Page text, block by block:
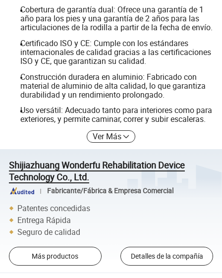
Cobertura de garantía dual: Ofrece una garantía de 1
año para los pies y una garantía de 2 años para las
articulaciones de la rodilla a partir de la fecha de envío.
Certificado ISO y CE: Cumple con los estándares
internacionales de calidad gracias a las certificaciones
ISO y CE, que garantizan su calidad.
Construcción duradera en aluminio: Fabricado con
material de aluminio de alta calidad, lo que garantiza
durabilidad y un rendimiento prolongado.
Uso versátil: Adecuado tanto para interiores como para
exteriores, y permite caminar, correr y subir escaleras.
Ver Más
Shijiazhuang Wonderfu Rehabilitation Device
Technology Co., Ltd.
Fabricante/Fábrica & Empresa Comercial
Patentes concedidas
Entrega Rápida
Seguro de calidad
Más productos Detalles de la compañía